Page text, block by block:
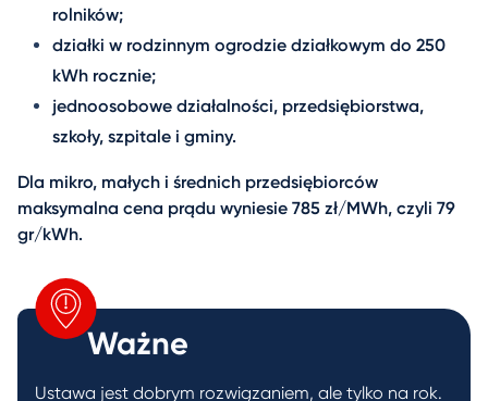
rolników;
działki w rodzinnym ogrodzie działkowym do 250
kWh rocznie;
jednoosobowe działalności, przedsiębiorstwa,
szkoły, szpitale i gminy.
Dla mikro, małych i średnich przedsiębiorców
maksymalna cena prądu wyniesie 785 zł/MWh, czyli 79
gr/kWh.
Ważne
Ustawa jest dobrym rozwiązaniem, ale tylko na rok.